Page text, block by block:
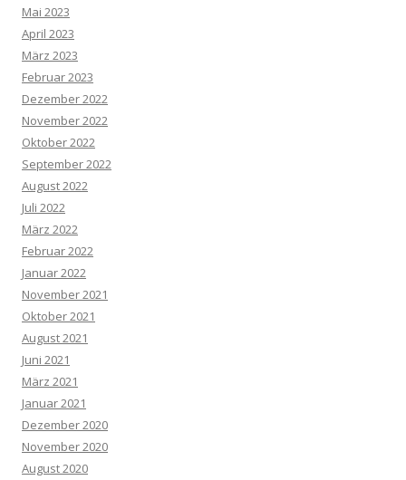
Mai 2023
April 2023
März 2023
Februar 2023
Dezember 2022
November 2022
Oktober 2022
September 2022
August 2022
Juli 2022
März 2022
Februar 2022
Januar 2022
November 2021
Oktober 2021
August 2021
Juni 2021
März 2021
Januar 2021
Dezember 2020
November 2020
August 2020